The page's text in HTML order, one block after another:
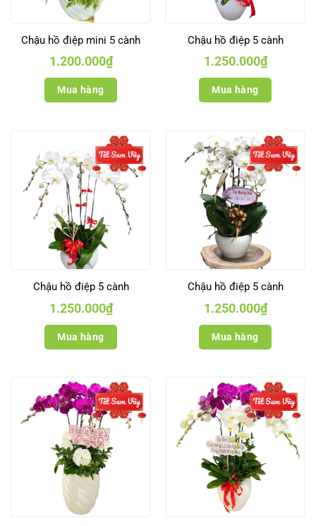
Chậu hồ điệp mini 5 cành
1.200.000₫
Mua hàng
Chậu hồ điệp 5 cành
1.250.000₫
Mua hàng
Chậu hồ điệp 5 cành
1.250.000₫
Mua hàng
Chậu hồ điệp 5 cành
1.250.000₫
Mua hàng